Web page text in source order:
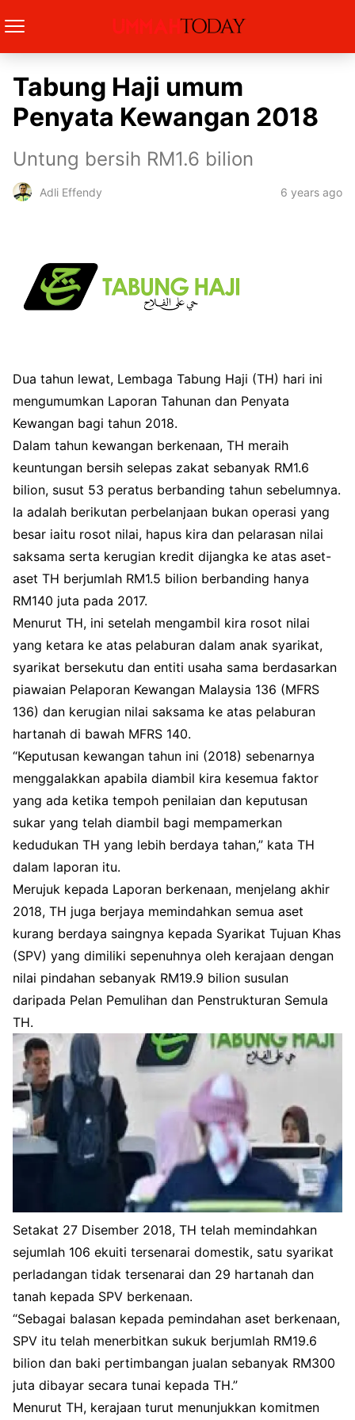
Tabung Haji umum
Penyata Kewangan 2018
Untung bersih RM1.6 bilion
Adli Effendy 6 years ago
Dua tahun lewat, Lembaga Tabung Haji (TH) hari ini
mengumumkan Laporan Tahunan dan Penyata
Kewangan bagi tahun 2018.
Dalam tahun kewangan berkenaan, TH meraih
keuntungan bersih selepas zakat sebanyak RM1.6
bilion, susut 53 peratus berbanding tahun sebelumnya.
Ia adalah berikutan perbelanjaan bukan operasi yang
besar iaitu rosot nilai, hapus kira dan pelarasan nilai
saksama serta kerugian kredit dijangka ke atas aset-
aset TH berjumlah RM1.5 bilion berbanding hanya
RM140 juta pada 2017.
Menurut TH, ini setelah mengambil kira rosot nilai
yang ketara ke atas pelaburan dalam anak syarikat,
syarikat bersekutu dan entiti usaha sama berdasarkan
piawaian Pelaporan Kewangan Malaysia 136 (MFRS
136) dan kerugian nilai saksama ke atas pelaburan
hartanah di bawah MFRS 140.
“Keputusan kewangan tahun ini (2018) sebenarnya
menggalakkan apabila diambil kira kesemua faktor
yang ada ketika tempoh penilaian dan keputusan
sukar yang telah diambil bagi mempamerkan
kedudukan TH yang lebih berdaya tahan,” kata TH
dalam laporan itu.
Merujuk kepada Laporan berkenaan, menjelang akhir
2018, TH juga berjaya memindahkan semua aset
kurang berdaya saingnya kepada Syarikat Tujuan Khas
(SPV) yang dimiliki sepenuhnya oleh kerajaan dengan
nilai pindahan sebanyak RM19.9 bilion susulan
daripada Pelan Pemulihan dan Penstrukturan Semula
TH.
Setakat 27 Disember 2018, TH telah memindahkan
sejumlah 106 ekuiti tersenarai domestik, satu syarikat
perladangan tidak tersenarai dan 29 hartanah dan
tanah kepada SPV berkenaan.
“Sebagai balasan kepada pemindahan aset berkenaan,
SPV itu telah menerbitkan sukuk berjumlah RM19.6
bilion dan baki pertimbangan jualan sebanyak RM300
juta dibayar secara tunai kepada TH.”
Menurut TH, kerajaan turut menunjukkan komitmen